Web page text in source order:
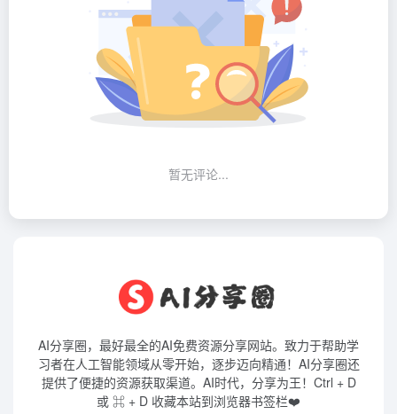
暂无评论...
AI分享圈，最好最全的AI免费资源分享网站。致力于帮助学
习者在人工智能领域从零开始，逐步迈向精通！AI分享圈还
提供了便捷的资源获取渠道。AI时代，分享为王！Ctrl + D
或 ⌘ + D 收藏本站到浏览器书签栏❤️